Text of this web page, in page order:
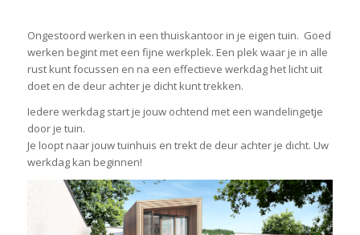
Ongestoord werken in een thuiskantoor in je eigen tuin. Goed
werken begint met een fijne werkplek. Een plek waar je in alle
rust kunt focussen en na een effectieve werkdag het licht uit
doet en de deur achter je dicht kunt trekken.
Iedere werkdag start je jouw ochtend met een wandelingetje
door je tuin.
Je loopt naar jouw tuinhuis en trekt de deur achter je dicht. Uw
werkdag kan beginnen!